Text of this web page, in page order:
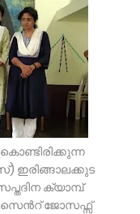
ഇരിങ്ങാലക്കുട
ക്യാമ്പ്
സെൻറ് ജോസഫ്സ്